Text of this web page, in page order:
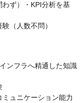
ず）・KPI分析を基
（人数不問）
ンフラへ精通した知識
ミュニケーション能力